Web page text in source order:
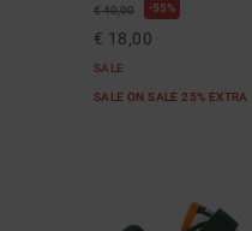
€ 40,00 55%
€ 18,00
SALE
SALE ON SALE 25% EXTRA